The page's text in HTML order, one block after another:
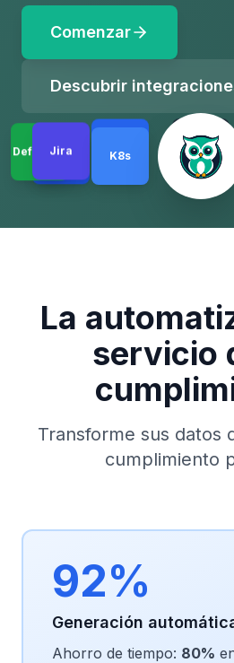
Comenzar
Descubrir
GitLab
Okta
Defender
Jira
K8s GitHub
La
servicio
Transforme sus datos
cumplimiento
92%
Generación
Ahorro de tiempo: 80%